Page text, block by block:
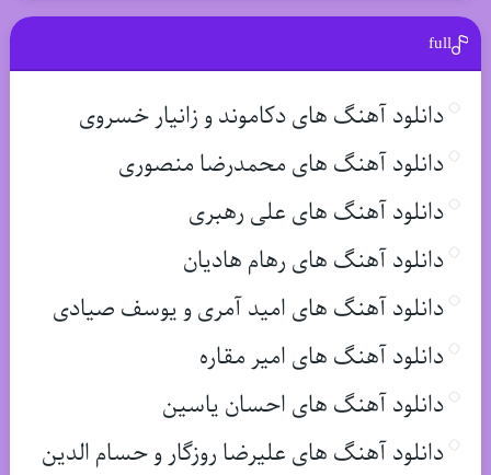
full
دانلود آهنگ های دکاموند و زانیار خسروی
دانلود آهنگ های محمدرضا منصوری
دانلود آهنگ های علی رهبری
دانلود آهنگ های رهام هادیان
دانلود آهنگ های امید آمری و یوسف صیادی
دانلود آهنگ های امیر مقاره
دانلود آهنگ های احسان یاسین
دانلود آهنگ های علیرضا روزگار و حسام الدین